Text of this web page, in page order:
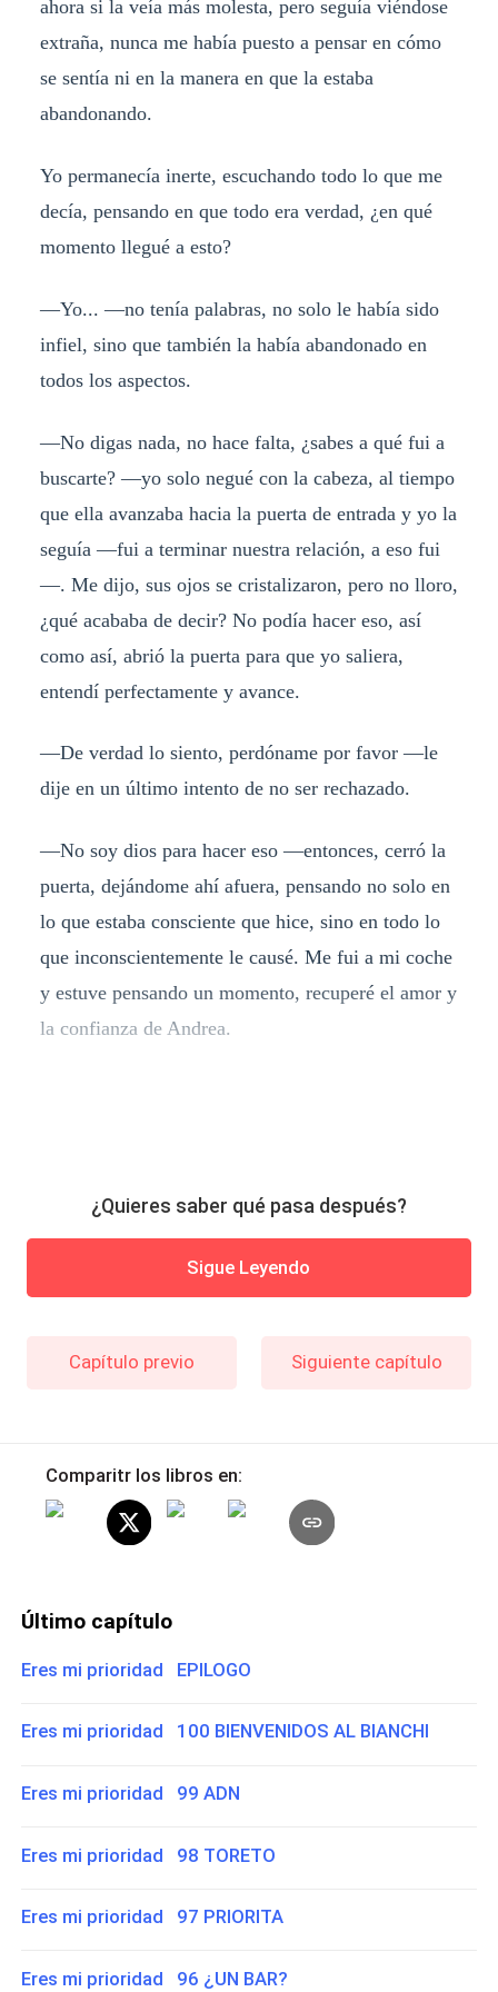
ahora si la veía más molesta, pero seguía viéndose
extraña, nunca me había puesto a pensar en cómo
se sentía ni en la manera en que la estaba
abandonando.
Yo permanecía inerte, escuchando todo lo que me
decía, pensando en que todo era verdad, ¿en qué
momento llegué a esto?
—Yo... —no tenía palabras, no solo le había sido
infiel, sino que también la había abandonado en
todos los aspectos.
—No digas nada, no hace falta, ¿sabes a qué fui a
buscarte? —yo solo negué con la cabeza, al tiempo
que ella avanzaba hacia la puerta de entrada y yo la
seguía —fui a terminar nuestra relación, a eso fui
—. Me dijo, sus ojos se cristalizaron, pero no lloro,
¿qué acababa de decir? No podía hacer eso, así
como así, abrió la puerta para que yo saliera,
entendí perfectamente y avance.
—De verdad lo siento, perdóname por favor —le
dije en un último intento de no ser rechazado.
—No soy dios para hacer eso —entonces, cerró la
puerta, dejándome ahí afuera, pensando no solo en
lo que estaba consciente que hice, sino en todo lo
que inconscientemente le causé. Me fui a mi coche
y estuve pensando un momento, recuperé el amor y
la confianza de Andrea.
¿Quieres saber qué pasa después?
Sigue Leyendo
Capítulo previo Siguiente capítulo
Comparitr los libros en:
Último capítulo
Eres mi prioridad EPILOGO
Eres mi prioridad 100 BIENVENIDOS AL BIANCHI
Eres mi prioridad 99 ADN
Eres mi prioridad 98 TORETO
Eres mi prioridad 97 PRIORITA
Eres mi prioridad 96 ¿UN BAR?